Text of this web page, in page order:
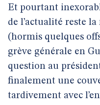
Et pourtant
de l’actualité reste
(hormis quelques
grève générale en
question au
finalement une
tardivement avec